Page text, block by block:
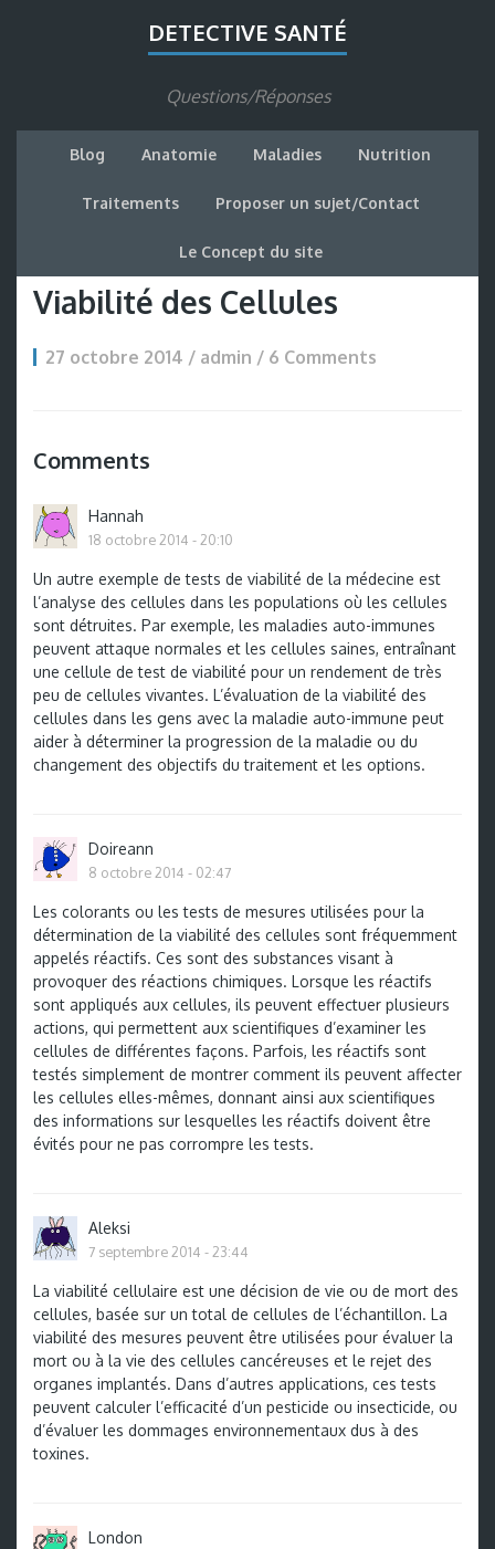
DETECTIVE SANTÉ
Questions/Réponses
Blog Anatomie Maladies Nutrition
Traitements Proposer un sujet/Contact
Le Concept du site
Viabilité des Cellules
27 octobre 2014 / admin / 6 Comments
Comments
Hannah
18 octobre 2014 - 20:10
Un autre exemple de tests de viabilité de la médecine est
l’analyse des cellules dans les populations où les cellules
sont détruites. Par exemple, les maladies auto-immunes
peuvent attaque normales et les cellules saines, entraînant
une cellule de test de viabilité pour un rendement de très
peu de cellules vivantes. L’évaluation de la viabilité des
cellules dans les gens avec la maladie auto-immune peut
aider à déterminer la progression de la maladie ou du
changement des objectifs du traitement et les options.
Doireann
8 octobre 2014 - 02:47
Les colorants ou les tests de mesures utilisées pour la
détermination de la viabilité des cellules sont fréquemment
appelés réactifs. Ces sont des substances visant à
provoquer des réactions chimiques. Lorsque les réactifs
sont appliqués aux cellules, ils peuvent effectuer plusieurs
actions, qui permettent aux scientifiques d’examiner les
cellules de différentes façons. Parfois, les réactifs sont
testés simplement de montrer comment ils peuvent affecter
les cellules elles-mêmes, donnant ainsi aux scientifiques
des informations sur lesquelles les réactifs doivent être
évités pour ne pas corrompre les tests.
Aleksi
7 septembre 2014 - 23:44
La viabilité cellulaire est une décision de vie ou de mort des
cellules, basée sur un total de cellules de l’échantillon. La
viabilité des mesures peuvent être utilisées pour évaluer la
mort ou à la vie des cellules cancéreuses et le rejet des
organes implantés. Dans d’autres applications, ces tests
peuvent calculer l’efficacité d’un pesticide ou insecticide, ou
d’évaluer les dommages environnementaux dus à des
toxines.
London